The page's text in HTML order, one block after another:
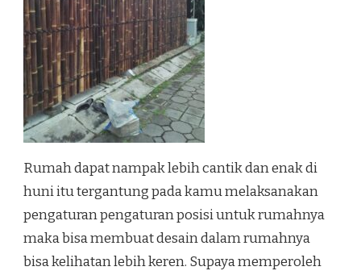
Rumah dapat nampak lebih cantik dan enak di
huni itu tergantung pada kamu melaksanakan
pengaturan pengaturan posisi untuk rumahnya
maka bisa membuat desain dalam rumahnya
bisa kelihatan lebih keren. Supaya memperoleh